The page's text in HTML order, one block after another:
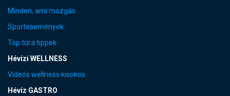
Minden, ami mozgás
Sportesemények
Top túra tippek
Hévízi WELLNESS
Videós wellness kisokos
Hévíz GASTRO